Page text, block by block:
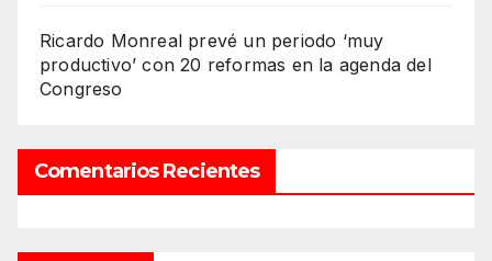
Ricardo Monreal prevé un periodo ‘muy
productivo’ con 20 reformas en la agenda del
Congreso
Comentarios Recientes